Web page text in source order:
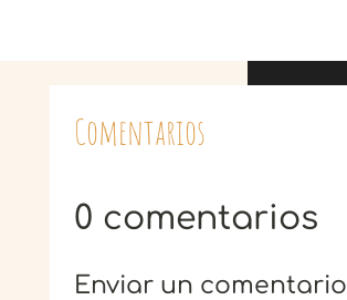
Comentarios
0 comentarios
Enviar un comentario